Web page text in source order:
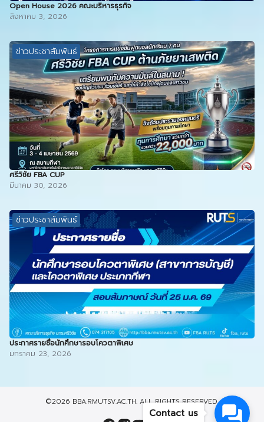
Open House 2026 คณะบริหารธุรกิจ
สิงหาคม 3, 2026
ข่าวประชาสัมพันธ์
ศรีวิชัย FBA CUP
มีนาคม 30, 2026
ข่าวประชาสัมพันธ์
ประกาศรายชื่อนักศึกษารอบโควตาพิเศษ
มกราคม 23, 2026
©2026 BBA.RMUTSV.AC.TH. ALL RIGHTS RESERVED.
Contact us